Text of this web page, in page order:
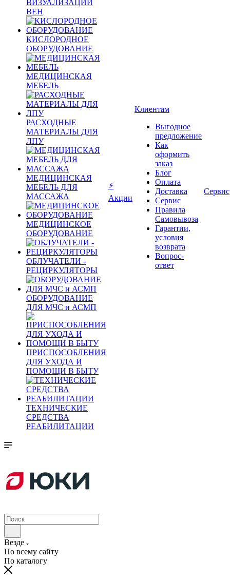
ВИЗУАЛИЗАЦИИ
ВЕН
КИСЛОРОДНОЕ
ОБОРУДОВАНИЕ
МЕДИЦИНСКАЯ
МЕБЕЛЬ
РАСХОДНЫЕ
МАТЕРИАЛЫ ДЛЯ
ЛПУ
МЕДИЦИНСКАЯ
МЕБЕЛЬ ДЛЯ
МАССАЖА
МЕДИЦИНСКОЕ
ОБОРУДОВАНИЕ
ОБЛУЧАТЕЛИ -
РЕЦИРКУЛЯТОРЫ
ОБОРУДОВАНИЕ
ДЛЯ МЧС и АСМП
ПРИСПОСОБЛЕНИЯ
ДЛЯ УХОДА И
ПОМОЩИ В БЫТУ
ТЕХНИЧЕСКИЕ
СРЕДСТВА
РЕАБИЛИТАЦИИ
⚡
Акции
Клиентам
Выгодное
предложение
Как
оформить
заказ
Блог
Оплата
Доставка
Сервис
Правила
Самовывоза
Гарантии,
условия
возврата
Вопрос-
ответ
Сервис
Везде
По всему сайту
По каталогу